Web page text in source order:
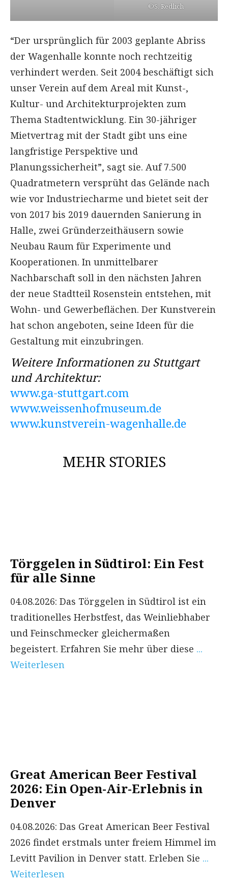
©S. Redlich
“Der ursprünglich für 2003 geplante Abriss
der Wagenhalle konnte noch rechtzeitig
verhindert werden. Seit 2004 beschäftigt sich
unser Verein auf dem Areal mit Kunst-,
Kultur- und Architekturprojekten zum
Thema Stadtentwicklung. Ein 30-jähriger
Mietvertrag mit der Stadt gibt uns eine
langfristige Perspektive und
Planungssicherheit”, sagt sie. Auf 7.500
Quadratmetern versprüht das Gelände nach
wie vor Industriecharme und bietet seit der
von 2017 bis 2019 dauernden Sanierung in
Halle, zwei Gründerzeithäusern sowie
Neubau Raum für Experimente und
Kooperationen. In unmittelbarer
Nachbarschaft soll in den nächsten Jahren
der neue Stadtteil Rosenstein entstehen, mit
Wohn- und Gewerbeflächen. Der Kunstverein
hat schon angeboten, seine Ideen für die
Gestaltung mit einzubringen.
Weitere Informationen zu Stuttgart
und Architektur:
www.ga-stuttgart.com
www.weissenhofmuseum.de
www.kunstverein-wagenhalle.de
MEHR STORIES
Törggelen in Südtirol: Ein Fest
für alle Sinne
04.08.2026: Das Törggelen in Südtirol ist ein
traditionelles Herbstfest, das Weinliebhaber
und Feinschmecker gleichermaßen
begeistert. Erfahren Sie mehr über diese ...
Weiterlesen
Great American Beer Festival
2026: Ein Open-Air-Erlebnis in
Denver
04.08.2026: Das Great American Beer Festival
2026 findet erstmals unter freiem Himmel im
Levitt Pavilion in Denver statt. Erleben Sie ...
Weiterlesen